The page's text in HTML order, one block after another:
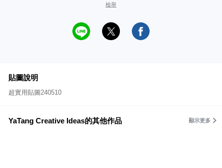
檢舉
貼圖說明
超實用貼圖240510
YaTang Creative Ideas的其他作品 顯示更多